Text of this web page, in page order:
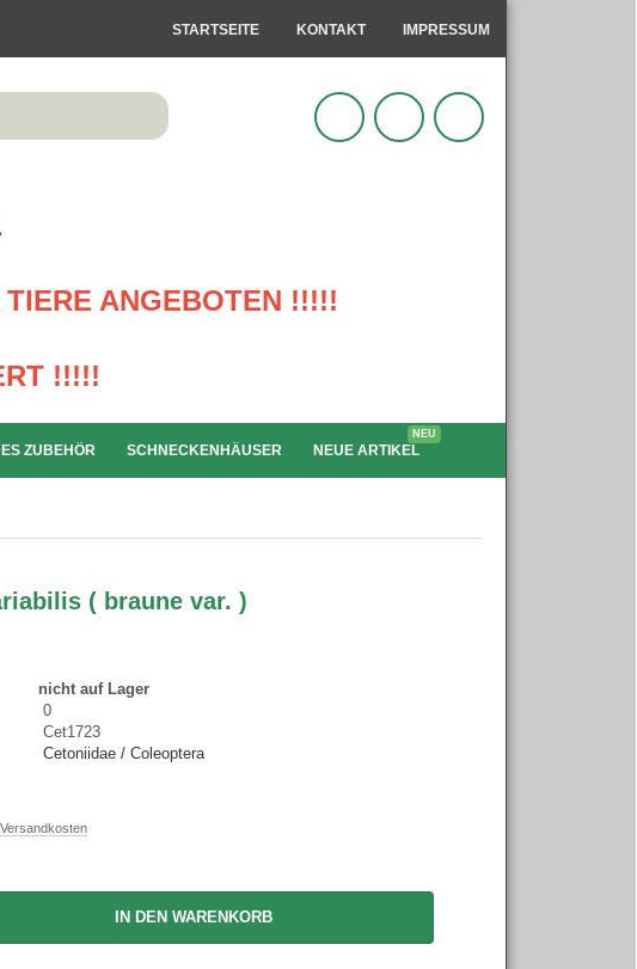
STARTSEITE KONTAKT IMPRESSUM
ANGEBOTEN !!!!!
!!!!!
ZUBEHÖR SCHNECKENHÄUSER NEUE ARTIKEL
NEU
( braune var. )
nicht auf Lager
0
Cet1723
Cetoniidae / Coleoptera
Versandkosten
IN DEN WARENKORB